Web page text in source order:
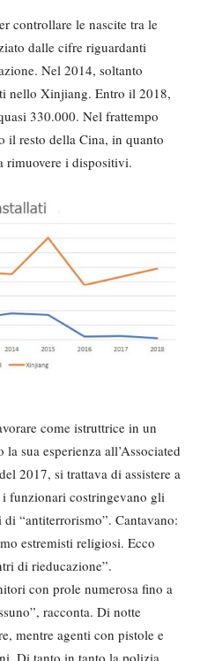
controllare le nascite tra le
dalle cifre riguardanti
Nel 2014, soltanto
nello Xinjiang. Entro il 2018,
330.000. Nel frattempo
il resto della Cina, in quanto
rimuovere i dispositivi.
come istruttrice in un
sua esperienza all’Associated
2017, si trattava di assistere a
funzionari costringevano gli
“antiterrorismo”. Cantavano:
estremisti religiosi. Ecco
di rieducazione”.
con prole numerosa fino a
racconta. Di notte
mentre agenti con pistole e
Di tanto in tanto la polizia